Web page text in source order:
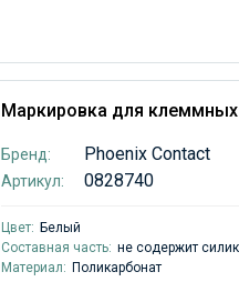
Маркировка для клеммных
Бренд: Phoenix Contact
Артикул: 0828740
Цвет: Белый
Составная часть: не содержит
Материал: Поликарбонат